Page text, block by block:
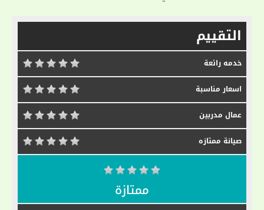
التقييم
خدمه رائعة
اسعار مناسبة
عمال مدربين
صيانة ممتازه
ممتازة